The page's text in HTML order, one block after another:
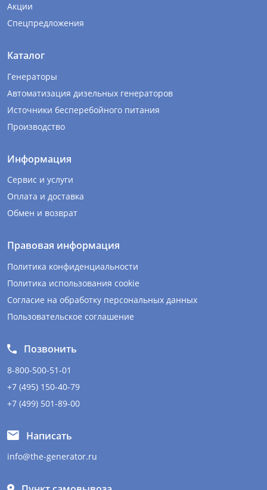
Акции
Спецпредложения
Каталог
Генераторы
Автоматизация дизельных генераторов
Источники бесперебойного питания
Производство
Информация
Сервис и услуги
Оплата и доставка
Обмен и возврат
Правовая информация
Политика конфиденциальности
Политика использования cookie
Согласие на обработку персональных данных
Пользовательское соглашение
Позвонить
8-800-500-51-01
+7 (495) 150-40-79
+7 (499) 501-89-00
Написать
info@the-generator.ru